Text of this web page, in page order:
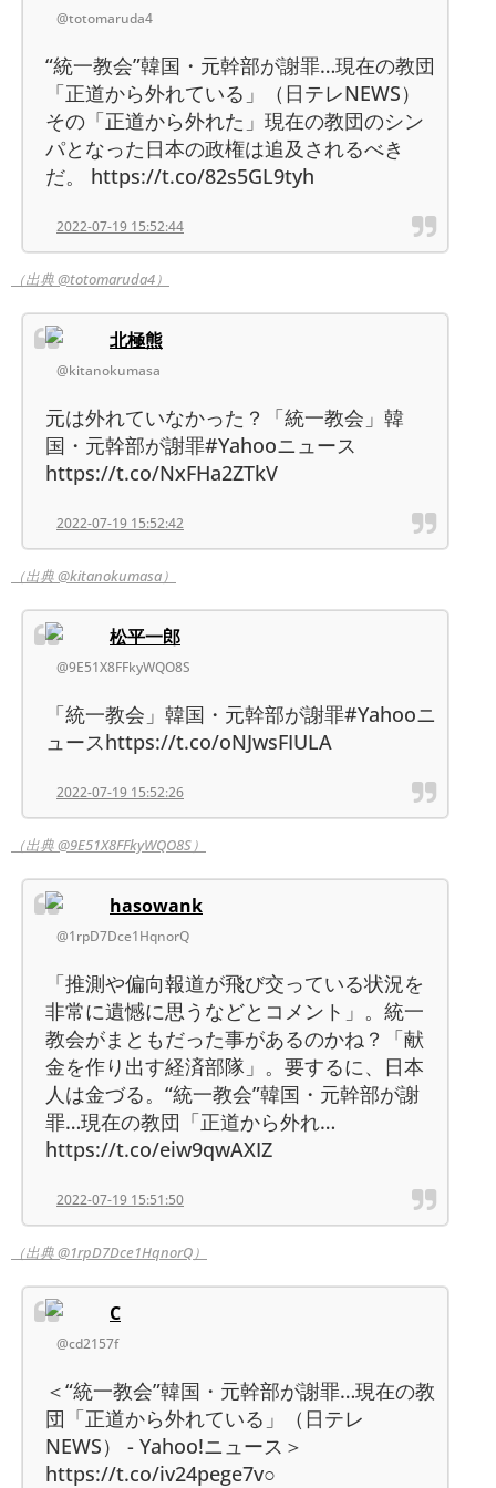
@totomaruda4
“統一教会”韓国・元幹部が謝罪…現在の教団
「正道から外れている」（日テレNEWS）
その「正道から外れた」現在の教団のシン
パとなった日本の政権は追及されるべき
だ。 https://t.co/82s5GL9tyh
2022-07-19 15:52:44
（出典 @totomaruda4）
北極熊
@kitanokumasa
元は外れていなかった？「統一教会」韓
国・元幹部が謝罪#Yahooニュース
https://t.co/NxFHa2ZTkV
2022-07-19 15:52:42
（出典 @kitanokumasa）
松平一郎
@9E51X8FFkyWQO8S
「統一教会」韓国・元幹部が謝罪#Yahooニ
ュースhttps://t.co/oNJwsFIULA
2022-07-19 15:52:26
（出典 @9E51X8FFkyWQO8S）
hasowank
@1rpD7Dce1HqnorQ
「推測や偏向報道が飛び交っている状況を
非常に遺憾に思うなどとコメント」。統一
教会がまともだった事があるのかね？「献
金を作り出す経済部隊」。要するに、日本
人は金づる。“統一教会”韓国・元幹部が謝
罪…現在の教団「正道から外れ…
https://t.co/eiw9qwAXIZ
2022-07-19 15:51:50
（出典 @1rpD7Dce1HqnorQ）
C
@cd2157f
＜“統一教会”韓国・元幹部が謝罪…現在の教
団「正道から外れている」（日テレ
NEWS） - Yahoo!ニュース＞
https://t.co/iv24pege7v○